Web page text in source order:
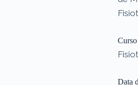
Curso
Data